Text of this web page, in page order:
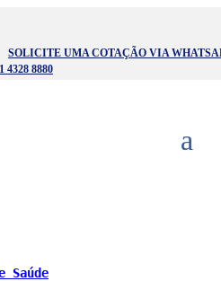
SOLICITE UMA COTAÇÃO VIA
4328 8880
Saúde